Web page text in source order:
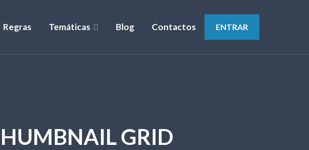
Regras Temáticas Blog Contactos ENTRAR
GRID